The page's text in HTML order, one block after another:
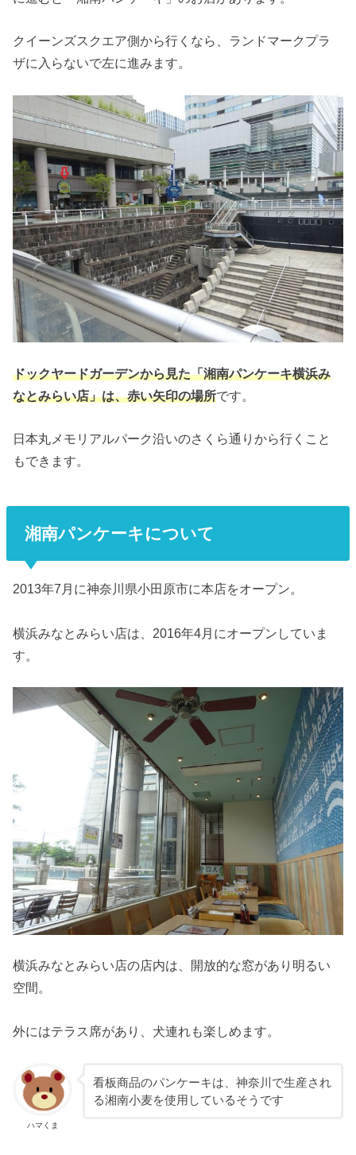
クイーンズスクエア側から行くなら、ランドマークプラ
ザに入らないで左に進みます。
ドックヤードガーデンから見た「湘南パンケーキ横浜み
なとみらい店」は、赤い矢印の場所です。
日本丸メモリアルパーク沿いのさくら通りから行くこと
もできます。
湘南パンケーキについて
2013年7月に神奈川県小田原市に本店をオープン。
横浜みなとみらい店は、2016年4月にオープンしていま
す。
横浜みなとみらい店の店内は、開放的な窓があり明るい
空間。
外にはテラス席があり、犬連れも楽しめます。
ハマくま
看板商品のパンケーキは、神奈川で生産され
る湘南小麦を使用しているそうです